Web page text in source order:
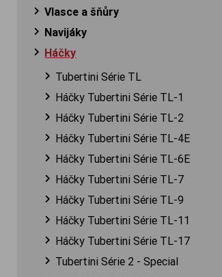
Vlasce a šňůry
Navijáky
Háčky
Tubertini Série TL
Háčky Tubertini Série TL-1
Háčky Tubertini Série TL-2
Háčky Tubertini Série TL-4E
Háčky Tubertini Série TL-6E
Háčky Tubertini Série TL-7
Háčky Tubertini Série TL-9
Háčky Tubertini Série TL-11
Háčky Tubertini Série TL-17
Tubertini Série 2 - Special